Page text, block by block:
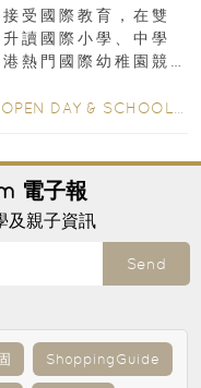
受國際教育，在雙
讀國際小學、中學
熱門國際幼稚園競
OPEN DAY & SCHOOL EVENTS
電子報
及親子資訊
Send
ShoppingGuide